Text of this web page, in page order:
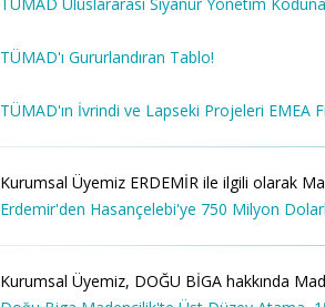
TÜMAD'ı Gururlandıran Tablo!
TÜMAD'ın İvrindi ve Lapseki Projeleri EMEA
Kurumsal Üyemiz ERDEMİR ile ilgili olarak
Erdemir'den Hasançelebi'ye 750 Milyon
Kurumsal Üyemiz, DOĞU BİGA hakkında